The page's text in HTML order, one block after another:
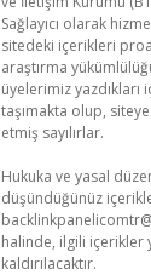
Sağlayıcı olarak
sitedeki içerikleri
araştırma
üyelerimiz
taşımakta olup,
etmiş sayılırlar.
Hukuka ve yasal
düşündüğünüz
halinde, ilgili içerikler
kaldırılacaktır.